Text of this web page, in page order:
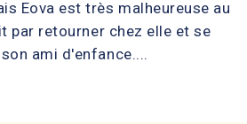
Eova est très malheureuse au
par retourner chez elle et se
ami d'enfance....